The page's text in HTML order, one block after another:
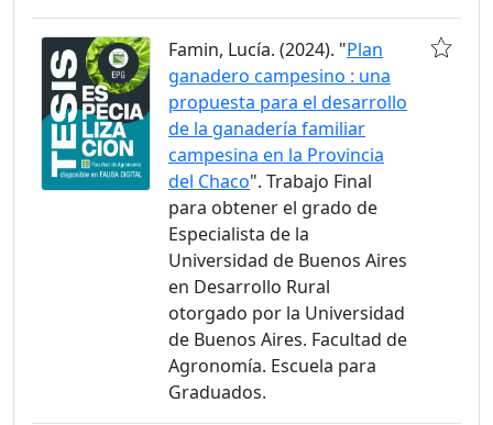
Famin, Lucía. (2024). "Plan
ganadero campesino : una
propuesta para el desarrollo
de la ganadería familiar
campesina en la Provincia
del Chaco". Trabajo Final
para obtener el grado de
Especialista de la
Universidad de Buenos Aires
en Desarrollo Rural
otorgado por la Universidad
de Buenos Aires. Facultad de
Agronomía. Escuela para
Graduados.